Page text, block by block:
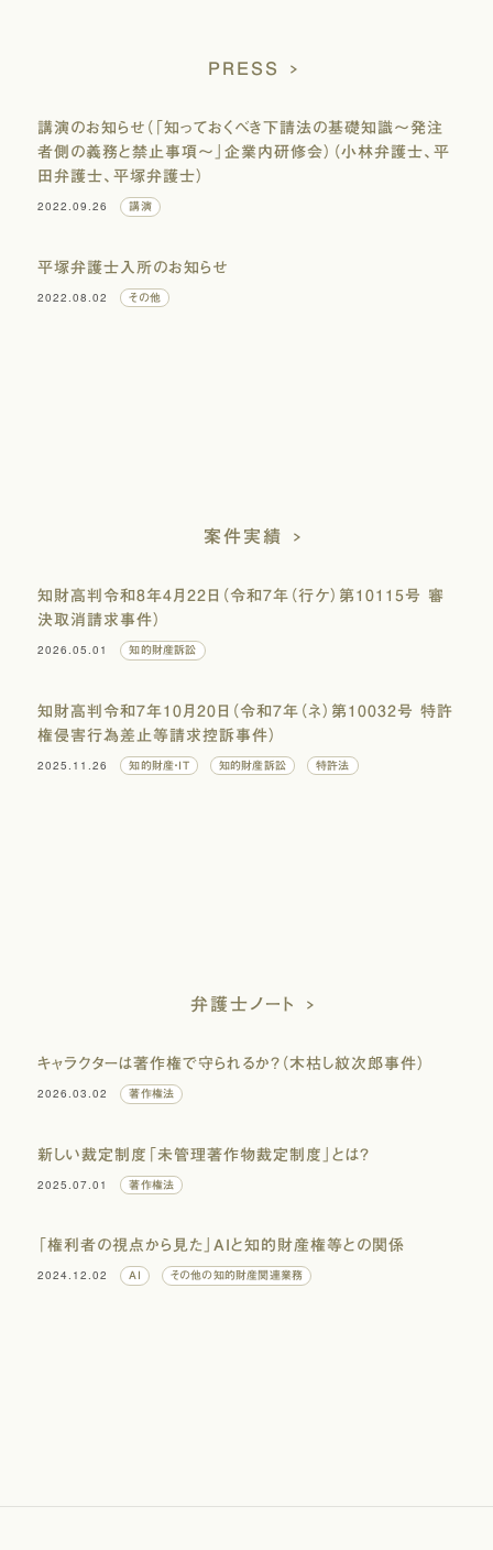
PRESS
講演のお知らせ（「知っておくべき下請法の基礎知識〜発注
者側の義務と禁止事項〜」企業内研修会）（小林弁護士、平
田弁護士、平塚弁護士）
2022.09.26
講演
平塚弁護士入所のお知らせ
2022.08.02
その他
案件実績
知財高判令和8年4月22日（令和7年（行ケ）第10115号 審
決取消請求事件）
2026.05.01
知的財産訴訟
知財高判令和7年10月20日（令和7年（ネ）第10032号 特許
権侵害行為差止等請求控訴事件）
2025.11.26
知的財産・IT 知的財産訴訟 特許法
弁護士ノート
キャラクターは著作権で守られるか？（木枯し紋次郎事件）
2026.03.02
著作権法
新しい裁定制度「未管理著作物裁定制度」とは？
2025.07.01
著作権法
「権利者の視点から見た」AIと知的財産権等との関係
2024.12.02
AI その他の知的財産関連業務